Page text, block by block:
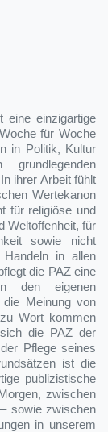
eine einzigartige
für Woche
in Politik, Kultur
ihrer Arbeit fühlt
Wertekanon
für religiöse und
Weltoffenheit, für
sowie nicht
in allen
die PAZ eine
den eigenen
Meinung von
Wort kommen
die PAZ der
Pflege seines
ist die
publizistische
zwischen
sowie zwischen
in unserem